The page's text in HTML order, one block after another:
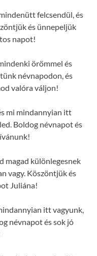
felcsendül, és
és ünnepeljük
napot!
örömmel és
névnapodon, és
valóra váljon!
mi mindannyian itt
Boldog névnapot és
magad különlegesnek
vagy. Köszöntjük és
Juliána!
itt vagyunk,
névnapot és sok jó